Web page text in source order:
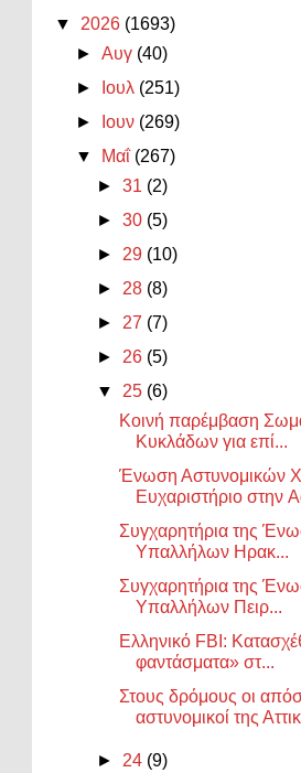
▼ 2026 (1693)
►Αυγ (40)
►
Ιουλ (251)
►
Ιουν (269)
▼
Μαΐ (267)
►31 (2)
►30 (5)
► 29 (10)
► 28 (8)
► 27 (7)
► 26 (5)
▼ 25 (6)
Κοινή παρέμβαση
Κυκλάδων για επί...
Ένωση Αστυνομικών
Ευχαριστήριο στην
Συγχαρητήρια της
Υπαλλήλων Ηρακ...
Συγχαρητήρια της
Υπαλλήλων Πειρ...
Ελληνικό FBI:
φαντάσματα» στ...
Στους δρόμους οι
αστυνομικοί της
► 24 (9)